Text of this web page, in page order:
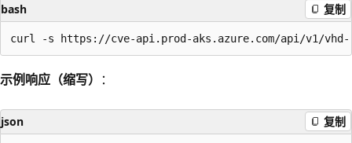
bash 复制
示例响应（缩写） ：
json 复制